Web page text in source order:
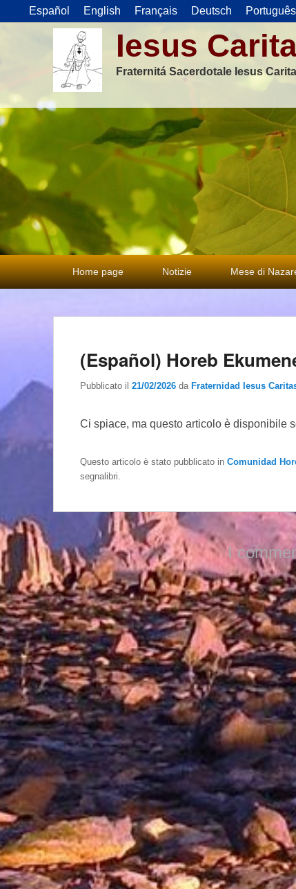
Español English Français Deutsch Português
Iesus
Fraternitá Sacerdotale Iesus
Menu
principale
Home page Notizie Mese di
(Español) Horeb
Pubblicato il 21/02/2026 da Fraternidad Iesus
Ci spiace, ma questo articolo è disponibile
Questo articolo è stato pubblicato in Comunidad
segnalibri.
I